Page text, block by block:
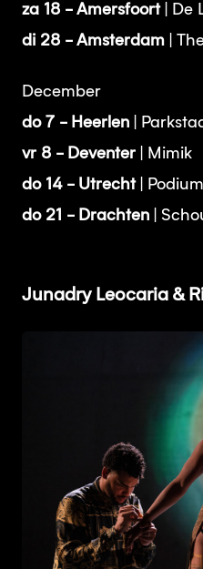
za 18 - Amersfoort| De
di 28 - Amsterdam
|
December
do 7 - Heerlen |
vr 8 - Deventer | Mimik
do 14 - Utrecht|
do 21 - Drachten |
Junadry Leocaria &
JPG